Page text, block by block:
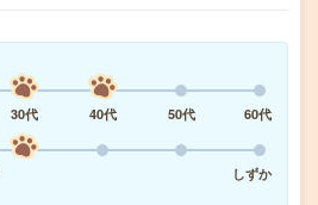
30代 40代 50代
60代
しずか